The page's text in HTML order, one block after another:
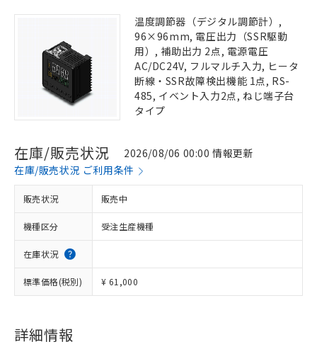
温度調節器（デジタル調節計）,
96×96mm, 電圧出力（SSR駆動
用）, 補助出力 2点, 電源電圧
AC/DC24V, フルマルチ入力, ヒータ
断線・SSR故障検出機能 1点, RS-
485, イベント入力2点, ねじ端子台
タイプ
在庫/販売状況
2026/08/06 00:00 情報更新
在庫/販売状況 ご利用条件
販売状況 販売中
機種区分 受注生産機種
在庫状況
標準価格(税別) ¥ 61,000
詳細情報